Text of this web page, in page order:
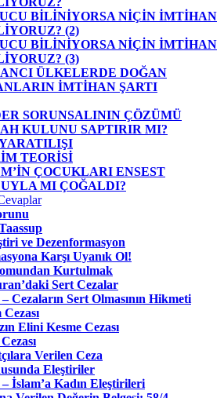
BİLİNİYORSA NİÇİN İMTİHAN
(2)
BİLİNİYORSA NİÇİN İMTİHAN
(3)
ÜLKELERDE DOĞAN
İMTİHAN ŞARTI
SORUNSALININ ÇÖZÜMÜ
KULUNU SAPTIRIR MI?
TEORİSİ
ÇOCUKLARI ENSEST
MI ÇOĞALDI?
ve Dezenformasyon
Karşı Uyanık Ol!
Kurtulmak
Sert Cezalar
Cezaların Sert Olmasının Hikmeti
Elini Kesme Cezası
Verilen Ceza
Eleştiriler
İslam’a Kadın Eleştirileri